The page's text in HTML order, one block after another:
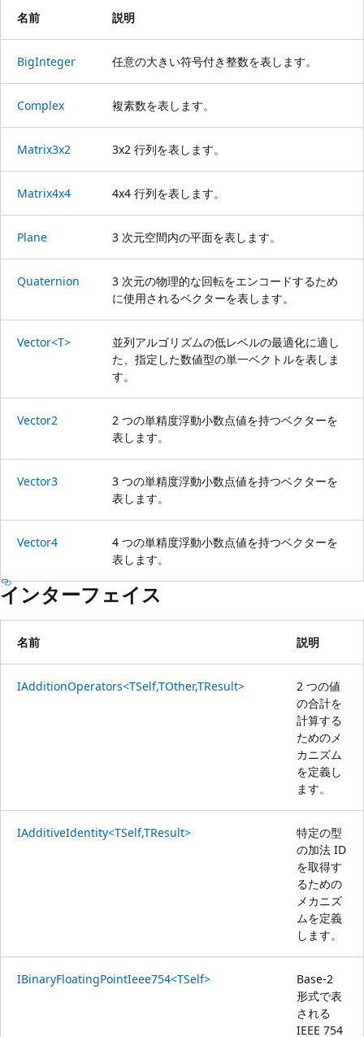
名前 説明
BigInteger 任意の大きい符号付き整数を表します。
Complex 複素数を表します。
Matrix3x2 3x2 行列を表します。
Matrix4x4 4x4 行列を表します。
Plane 3 次元空間内の平面を表します。
Quaternion
3 次元の物理的な回転をエンコードするため
に使用されるベクターを表します。
Vector<T>
並列アルゴリズムの低レベルの最適化に適し
た、指定した数値型の単一ベクトルを表しま
す。
Vector2
2 つの単精度浮動小数点値を持つベクターを
表します。
Vector3
3 つの単精度浮動小数点値を持つベクターを
表します。
Vector4
4 つの単精度浮動小数点値を持つベクターを
表します。
インターフェイス
名前 説明
IAdditionOperators<TSelf,TOther,TResult>
2 つの値
の合計を
計算する
ためのメ
カニズム
を定義し
ます。
IAdditiveIdentity<TSelf,TResult>
特定の型
の加法 ID
を取得す
るための
メカニズ
ムを定義
します。
IBinaryFloatingPointIeee754<TSelf>
Base-2
形式で表
される
IEEE 754